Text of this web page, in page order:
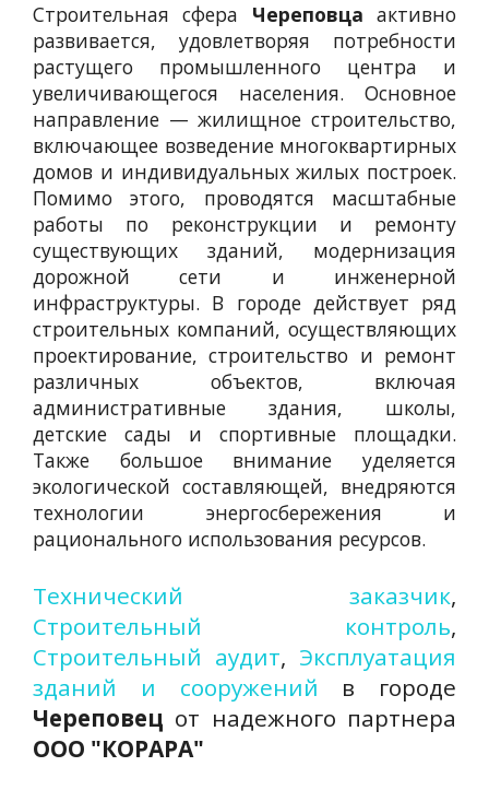
Строительная сфера Череповца активно
развивается, удовлетворяя потребности
растущего промышленного центра и
увеличивающегося населения. Основное
направление — жилищное строительство,
включающее возведение многоквартирных
домов и индивидуальных жилых построек.
Помимо этого, проводятся масштабные
работы по реконструкции и ремонту
существующих зданий, модернизация
дорожной сети и инженерной
инфраструктуры. В городе действует ряд
строительных компаний, осуществляющих
проектирование, строительство и ремонт
различных объектов, включая
административные здания, школы,
детские сады и спортивные площадки.
Также большое внимание уделяется
экологической составляющей, внедряются
технологии энергосбережения и
рационального использования ресурсов.
Технический заказчик,
Строительный контроль,
Строительный аудит, Эксплуатация
зданий и сооружений в городе
Череповец от надежного партнера
ООО "КОРАРА"